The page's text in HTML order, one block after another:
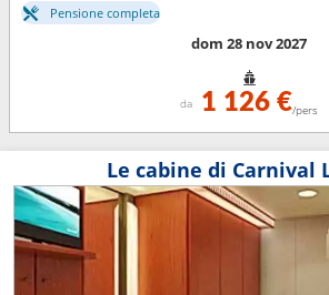
Pensione completa
dom 28 nov 2027
da 1 126 €/pers
Le cabine di Carnival